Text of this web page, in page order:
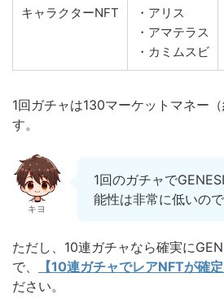
キャラクターNFT
・アリス
・アマテラス
・カミムスビ
1回ガチャは130マーケットマネー
す。
キヨ
1回のガチャで
能性は非常に低いの
ただし、10連ガチャなら確実に
で、
【10連ガチャでレアNFTが確定
ださい。